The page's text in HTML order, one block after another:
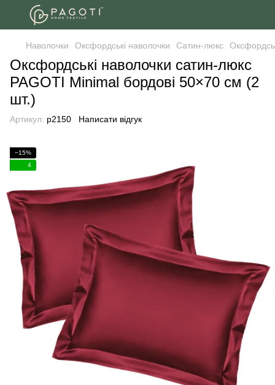
Наволочки Оксфордські наволочки Сатин-люкс
Оксфордські наволочки сатин-люкс
PAGOTI Minimal бордові 50×70 см (2
шт.)
Артикул: p2150 Написати відгук
−15%
4